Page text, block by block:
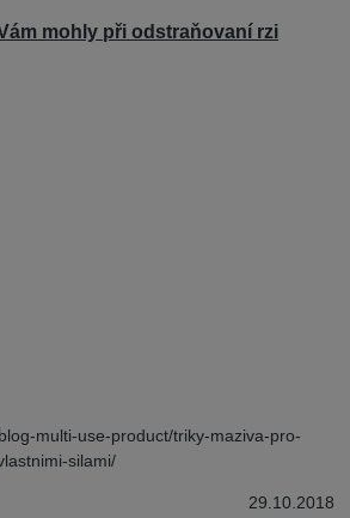
mohly při odstraňovaní rzi
multi-use-product/triky-maziva-pro-
silami/
29.10.2018